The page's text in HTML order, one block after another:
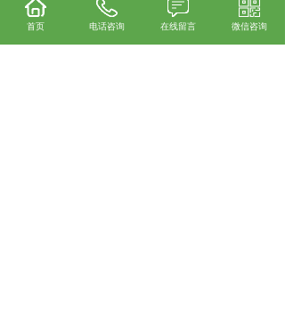
首页 电话咨询 在线留言 微信咨询